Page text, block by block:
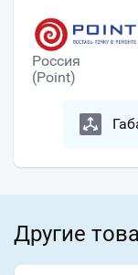
Россия
(Point)
Другие